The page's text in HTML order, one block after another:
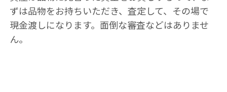
ずは品物をお持ちいただき、査定して、その場で
現金渡しになります。面倒な審査などはありませ
ん。